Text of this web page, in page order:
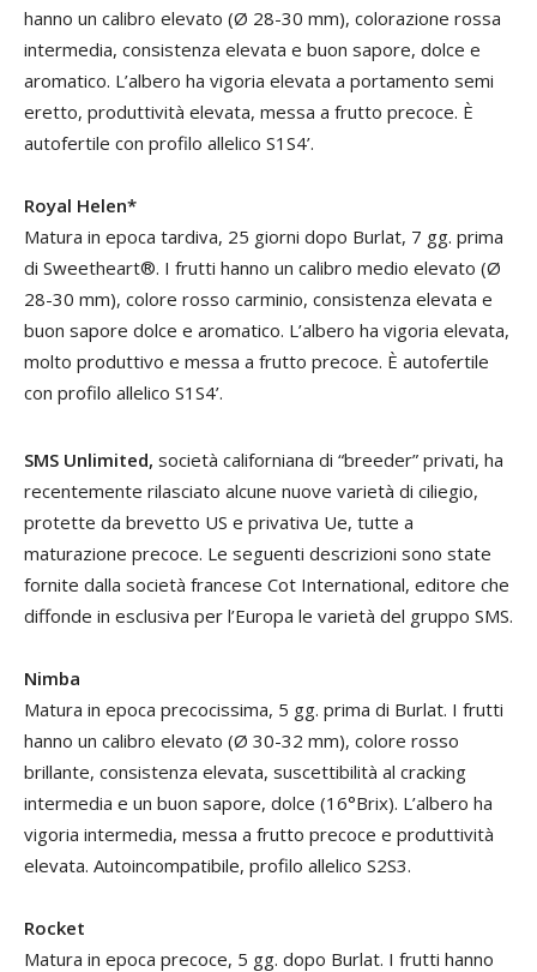
hanno un calibro elevato (Ø 28-30 mm), colorazione rossa
intermedia, consistenza elevata e buon sapore, dolce e
aromatico. L’albero ha vigoria elevata a portamento semi
eretto, produttività elevata, messa a frutto precoce. È
autofertile con profilo allelico S1S4’.
Royal Helen*
Matura in epoca tardiva, 25 giorni dopo Burlat, 7 gg. prima
di Sweetheart®. I frutti hanno un calibro medio elevato (Ø
28-30 mm), colore rosso carminio, consistenza elevata e
buon sapore dolce e aromatico. L’albero ha vigoria elevata,
molto produttivo e messa a frutto precoce. È autofertile
con profilo allelico S1S4’.
SMS Unlimited, società californiana di “breeder” privati, ha
recentemente rilasciato alcune nuove varietà di ciliegio,
protette da brevetto US e privativa Ue, tutte a
maturazione precoce. Le seguenti descrizioni sono state
fornite dalla società francese Cot International, editore che
diffonde in esclusiva per l’Europa le varietà del gruppo SMS.
Nimba
Matura in epoca precocissima, 5 gg. prima di Burlat. I frutti
hanno un calibro elevato (Ø 30-32 mm), colore rosso
brillante, consistenza elevata, suscettibilità al cracking
intermedia e un buon sapore, dolce (16°Brix). L’albero ha
vigoria intermedia, messa a frutto precoce e produttività
elevata. Autoincompatibile, profilo allelico S2S3.
Rocket
Matura in epoca precoce, 5 gg. dopo Burlat. I frutti hanno